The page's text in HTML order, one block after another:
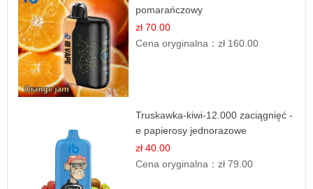
pomarańczowy
zł 70.00
Cena oryginalna：zł 160.00
Truskawka-kiwi-12.000 zaciągnięć -
e papierosy jednorazowe
zł 40.00
Cena oryginalna：zł 79.00